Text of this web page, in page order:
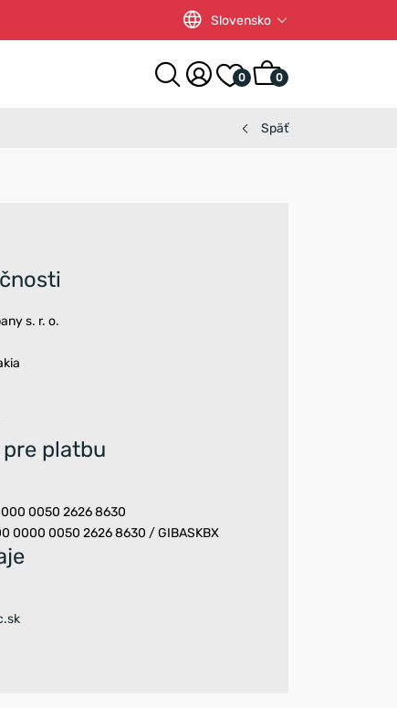
Slovensko
0 0
Späť
s. r. o.
platbu
0050 2626 8630
0000 0050 2626 8630 / GIBASKBX